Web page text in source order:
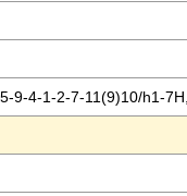
9-4-1-2-7-11(9)10/h1-